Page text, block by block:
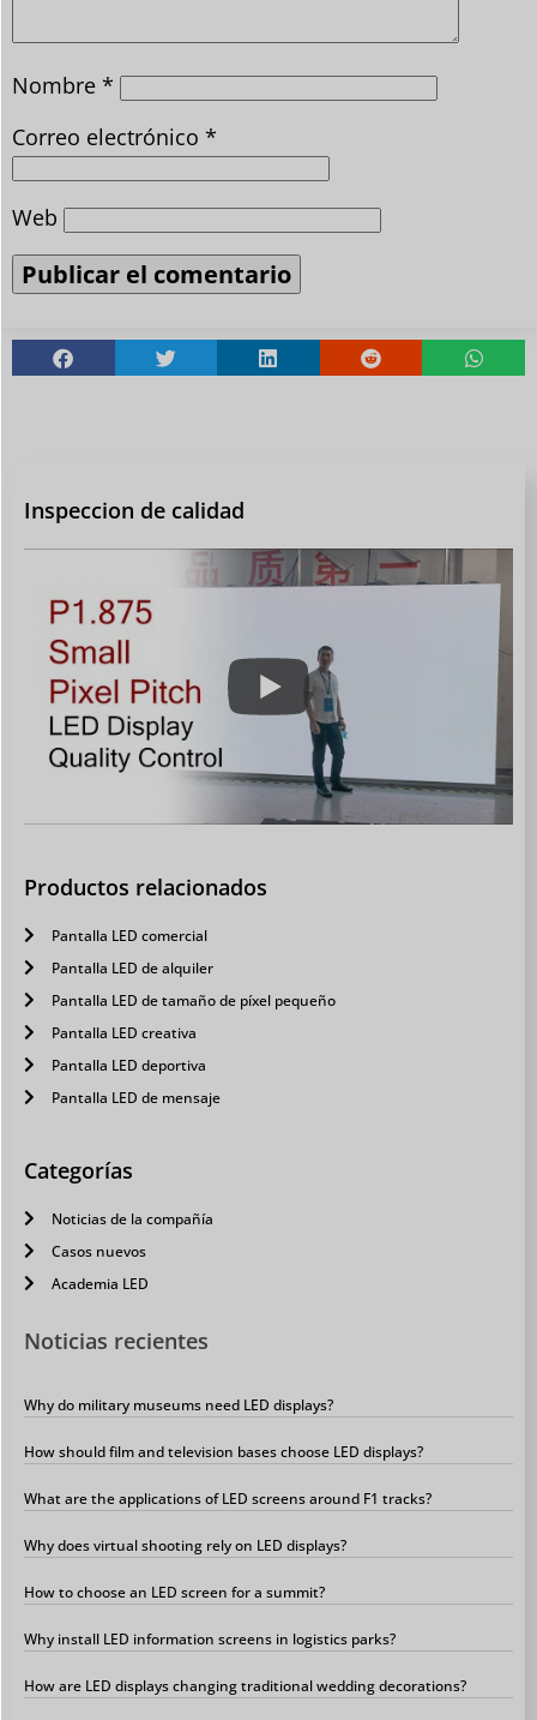
Nombre *
Correo electrónico *
Web
Inspeccion de calidad
Productos relacionados
Pantalla LED comercial
Pantalla LED de alquiler
Pantalla LED de tamaño de píxel pequeño
Pantalla LED creativa
Pantalla LED deportiva
Pantalla LED de mensaje
Categorías
Noticias de la compañía
Casos nuevos
Academia LED
Noticias recientes
Why do military museums need LED displays?
How should film and television bases choose LED displays?
What are the applications of LED screens around F1 tracks?
Why does virtual shooting rely on LED displays?
How to choose an LED screen for a summit?
Why install LED information screens in logistics parks?
How are LED displays changing traditional wedding decorations?